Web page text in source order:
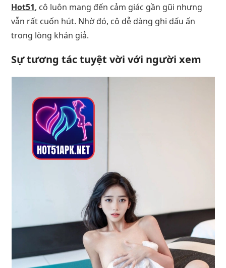
Hot51, cô luôn mang đến cảm giác gần gũi nhưng
vẫn rất cuốn hút. Nhờ đó, cô dễ dàng ghi dấu ấn
trong lòng khán giả.
Sự tương tác tuyệt vời với người xem